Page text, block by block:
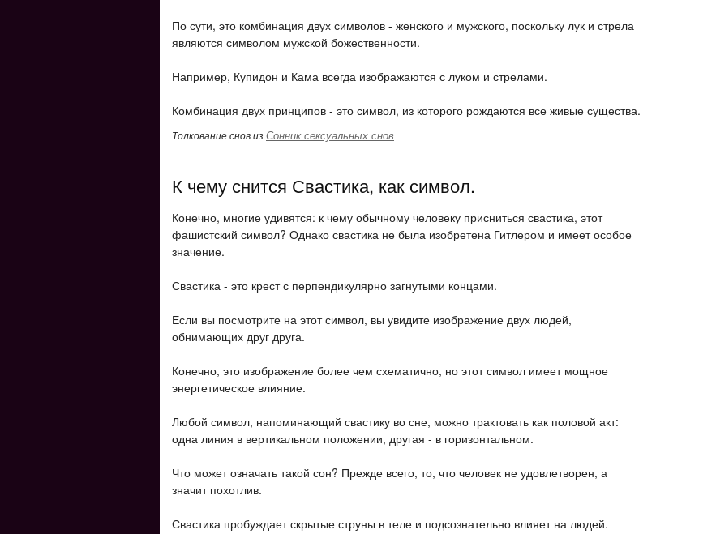
По сути, это комбинация двух символов - женского и мужского, поскольку лук и стрела
являются символом мужской божественности.
Например, Купидон и Кама всегда изображаются с луком и стрелами.
Комбинация двух принципов - это символ, из которого рождаются все живые существа.
Толкование снов изСонник сексуальных снов
К чему снится Свастика, как символ.
Конечно, многие удивятся: к чему обычному человеку присниться свастика, этот
фашистский символ? Однако свастика не была изобретена Гитлером и имеет особое
значение.
Свастика - это крест с перпендикулярно загнутыми концами.
Если вы посмотрите на этот символ, вы увидите изображение двух людей,
обнимающих друг друга.
Конечно, это изображение более чем схематично, но этот символ имеет мощное
энергетическое влияние.
Любой символ, напоминающий свастику во сне, можно трактовать как половой акт:
одна линия в вертикальном положении, другая - в горизонтальном.
Что может означать такой сон? Прежде всего, то, что человек не удовлетворен, а
значит похотлив.
Свастика пробуждает скрытые струны в теле и подсознательно влияет на людей.